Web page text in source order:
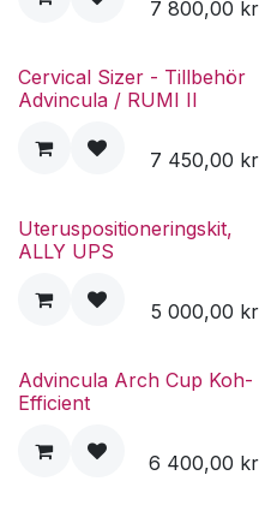
7 800,00 kr
Cervical Sizer - Tillbehör
Advincula / RUMI II
7 450,00 kr
Uteruspositioneringskit,
ALLY UPS
5 000,00 kr
Advincula Arch Cup Koh-
Efficient
6 400,00 kr